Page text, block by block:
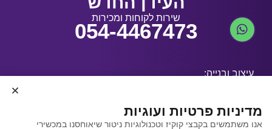
שירות לקוחות ומכירות
054-4467473
עיצוב ובנייה:
מדיניות פרטיות ועוגיות
אנו משתמשים בקבצי קוקיז וטכנולוגיות ניטור שיאוחסנו במכשירי